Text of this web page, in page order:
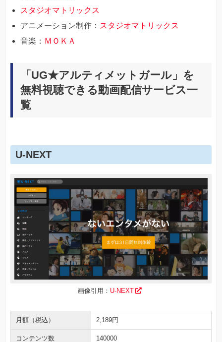
スタジオマトリックス
アニメーション制作： スタジオマトリックス
音楽： ＭＯＫＡ
「UG★アルティメットガール」を
無料視聴できる動画配信サービス一
覧
U-NEXT
画像引用： U-NEXT
月額（税込） 2,189円
コンテンツ数 140000